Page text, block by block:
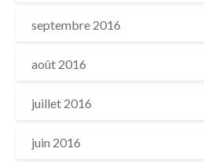
septembre 2016
août 2016
juillet 2016
juin 2016